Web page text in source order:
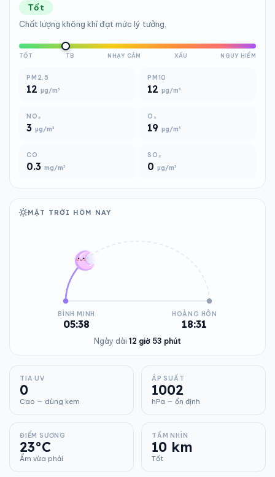
Tốt
Chất lượng không khí đạt mức lý tưởng.
TỐT TB NHẠY CẢM XẤU NGUY HIỂM
PM2.5
12 µg/m³
PM10
12 µg/m³
NO₂
3 µg/m³
O₃
19 µg/m³
CO
0.3 mg/m³
SO₂
0 µg/m³
MẶT TRỜI HÔM NAY
BÌNH MINH
05:38
HOÀNG HÔN
18:31
Ngày dài 12 giờ 53 phút
TIA UV
0
Cao — dùng kem
ÁP SUẤT
1002
hPa — ổn định
ĐIỂM SƯƠNG
23°C
Ẩm vừa phải
TẦM NHÌN
10 km
Tốt